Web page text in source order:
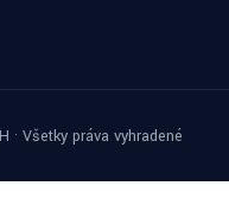
Všetky práva vyhradené